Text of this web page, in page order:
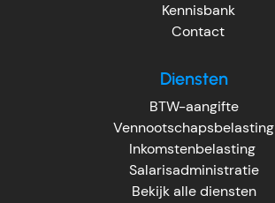
Kennisbank
Contact
Diensten
BTW-aangifte
Vennootschapsbelasting
Inkomstenbelasting
Salarisadministratie
Bekijk alle diensten